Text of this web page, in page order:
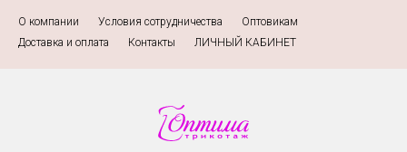
О компании Условия сотрудничества Оптовикам
Доставка и оплата
Контакты ЛИЧНЫЙ КАБИНЕТ